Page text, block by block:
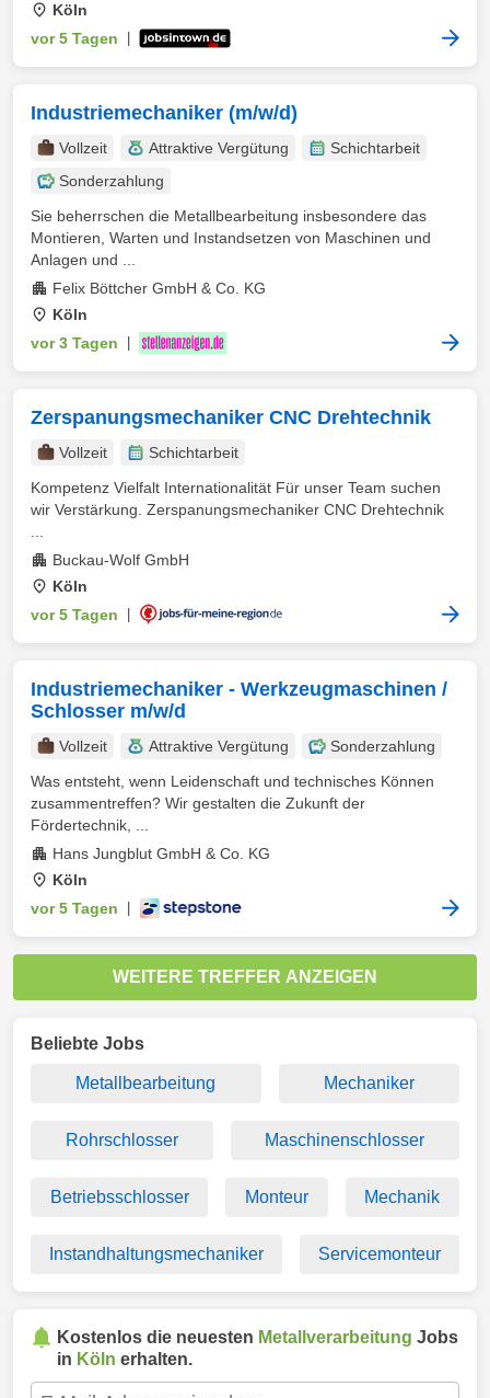
Köln
vor 5 Tagen
Industriemechaniker (m/w/d)
Vollzeit Attraktive Vergütung
Schichtarbeit
Sonderzahlung
Sie beherrschen die Metallbearbeitung insbesondere das
Montieren, Warten und Instandsetzen von Maschinen und
Anlagen und ...
Felix Böttcher GmbH & Co. KG
Köln
vor 3 Tagen
Zerspanungsmechaniker CNC Drehtechnik
Vollzeit
Schichtarbeit
Kompetenz Vielfalt Internationalität Für unser Team suchen
wir Verstärkung. Zerspanungsmechaniker CNC Drehtechnik
Buckau-Wolf GmbH
Köln
vor 5 Tagen
Industriemechaniker - Werkzeugmaschinen /
Schlosser m/w/d
Vollzeit Attraktive Vergütung
Sonderzahlung
Was entsteht, wenn Leidenschaft und technisches Können
zusammentreffen? Wir gestalten die Zukunft der
Fördertechnik, ...
Hans Jungblut GmbH & Co. KG
Köln
vor 5 Tagen
WEITERE TREFFER ANZEIGEN
Beliebte Jobs
Metallbearbeitung Mechaniker
Rohrschlosser Maschinenschlosser
Betriebsschlosser Monteur Mechanik
Instandhaltungsmechaniker Servicemonteur
Kostenlos die neuesten Metallverarbeitung Jobs
in Köln erhalten.